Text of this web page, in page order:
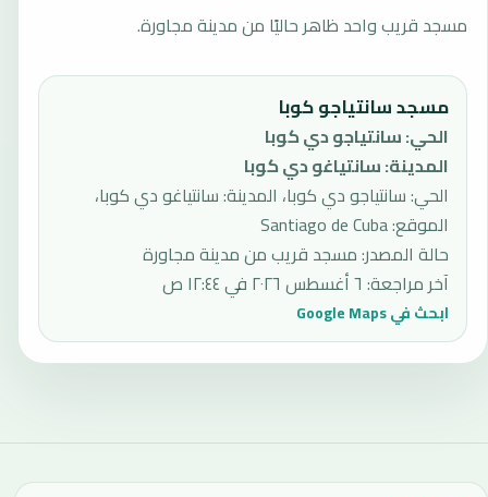
مسجد قريب واحد ظاهر حاليًا من مدينة مجاورة.
مسجد سانتياجو كوبا
الحي:سانتياجو دي كوبا
المدينة:سانتياغو دي كوبا
الحي: سانتياجو دي كوبا، المدينة: سانتياغو دي كوبا،
الموقع: Santiago de Cuba
حالة المصدر:مسجد قريب من مدينة مجاورة
آخر مراجعة: ٦ أغسطس ٢٠٢٦ في ١٢:٤٤ ص
ابحث في Google Maps